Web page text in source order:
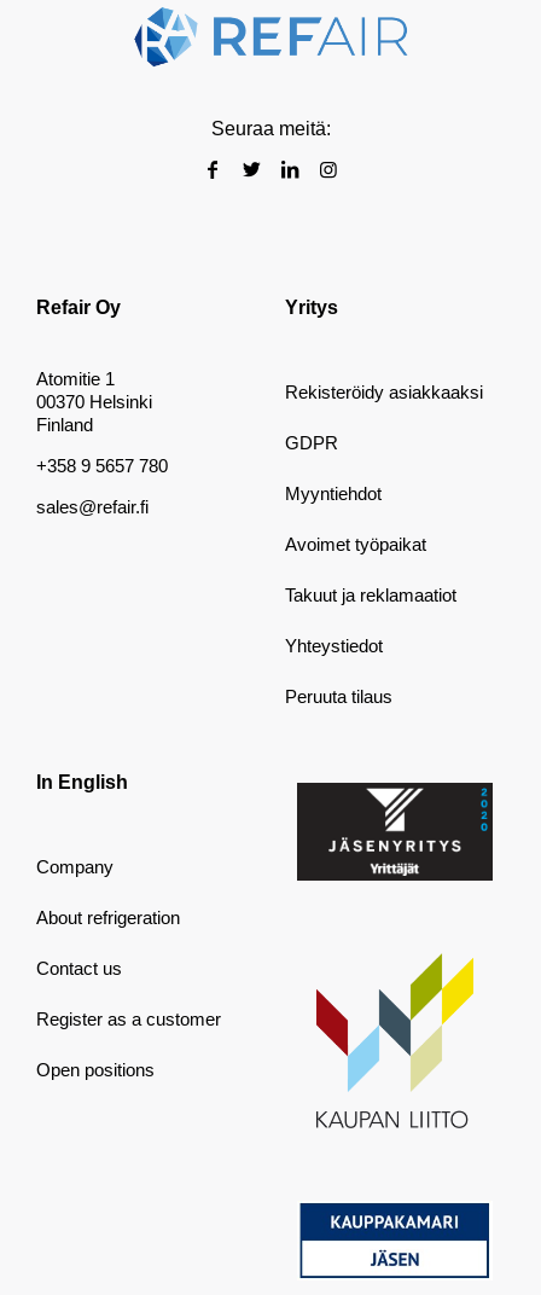
Seuraa meitä:
Refair Oy
Atomitie 1
00370 Helsinki
Finland
+358 9 5657 780
sales@refair.fi
Yritys
Rekisteröidy asiakkaaksi
GDPR
Myyntiehdot
Avoimet työpaikat
Takuut ja reklamaatiot
Yhteystiedot
Peruuta tilaus
In English
Company
About refrigeration
Contact us
Register as a customer
Open positions